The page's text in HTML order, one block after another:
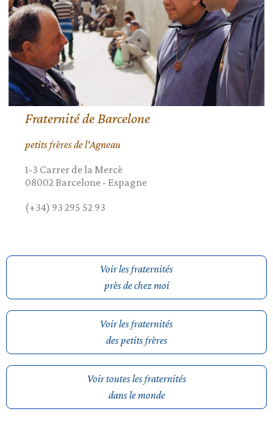
Fraternité de Barcelone
petits frères de l'Agneau
1-3 Carrer de la Mercè
08002 Barcelone - Espagne
(+34) 93 295 52 93
Voir les fraternités
près de chez moi
Voir les fraternités
des petits frères
Voir toutes les fraternités
dans le monde